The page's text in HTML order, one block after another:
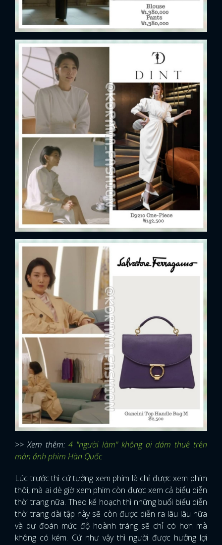
>> Xem thêm:4 "người làm" không ai dám thuê trên
màn ảnh phim Hàn Quốc
Lúc trước thì cứ tưởng xem phim là chỉ được xem phim
thôi, mà ai dè giờ xem phim còn được xem cả biểu diễn
thời trang nữa. Theo kế hoạch thì những buổi biểu diễn
thời trang dài tập này sẽ còn được diễn ra lâu lâu nữa
và dự đoán mức độ hoành tráng sẽ chỉ có hơn mà
không có kém. Cứ như vậy thì người được hưởng lợi